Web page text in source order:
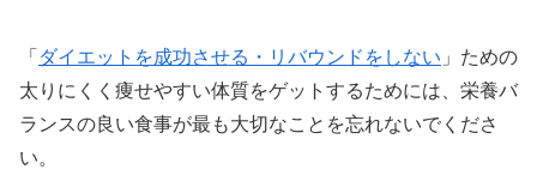
「 ダイエットを成功させる・リバウンドをしない 」ための
太りにくく痩せやすい体質をゲットするためには、栄養バ
ランスの良い食事が最も大切なことを忘れないでくださ
い。